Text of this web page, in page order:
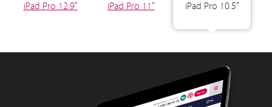
iPad Pro 12.9” iPad Pro 11” iPad Pro 10.5”